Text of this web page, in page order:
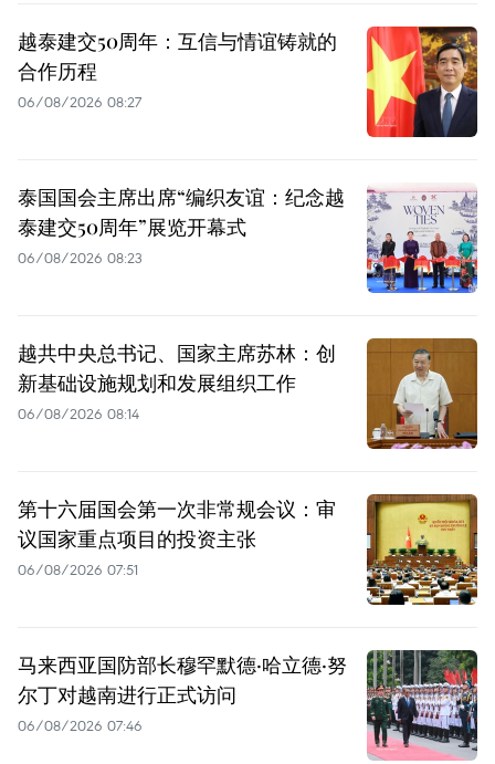
越泰建交50周年：互信与情谊铸就的
合作历程
06/08/2026 08:27
泰国国会主席出席“编织友谊：纪念越
泰建交50周年”展览开幕式
06/08/2026 08:23
越共中央总书记、国家主席苏林：创
新基础设施规划和发展组织工作
06/08/2026 08:14
第十六届国会第一次非常规会议：审
议国家重点项目的投资主张
06/08/2026 07:51
马来西亚国防部长穆罕默德·哈立德·努
尔丁对越南进行正式访问
06/08/2026 07:46